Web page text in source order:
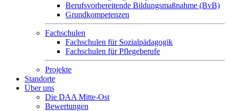
Berufsvorbereitende Bildungsmaßnahme (BvB)
Grundkompetenzen
Fachschulen
Fachschulen für Sozialpädagogik
Fachschulen für Pflegeberufe
Projekte
Standorte
Über uns
Die DAA Mitte-Ost
Bewertungen